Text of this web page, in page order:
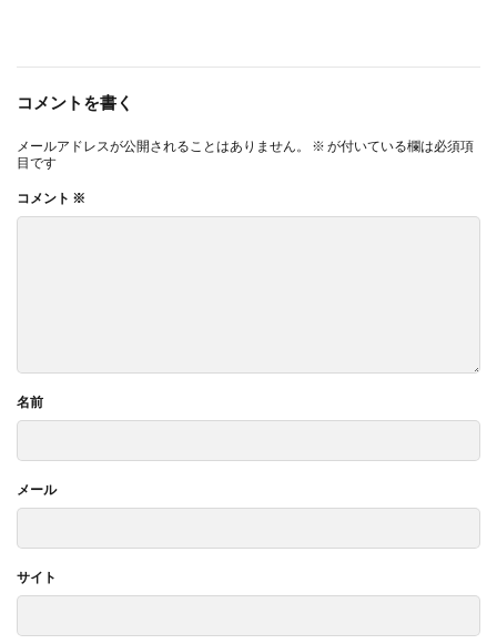
コメントを書く
メールアドレスが公開されることはありません。 ※ が付いている欄は必須項
目です
コメント ※
名前
メール
サイト